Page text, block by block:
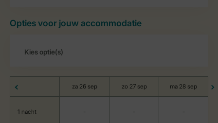
Opties voor jouw accommodatie
za 26 sep zo 27 sep ma 28 sep
1 nacht - - -